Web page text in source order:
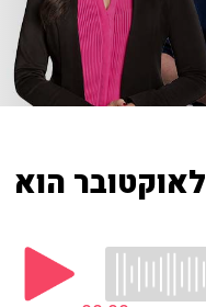
"עוד הרבה לפני ה-7 לאוקטובר הוא